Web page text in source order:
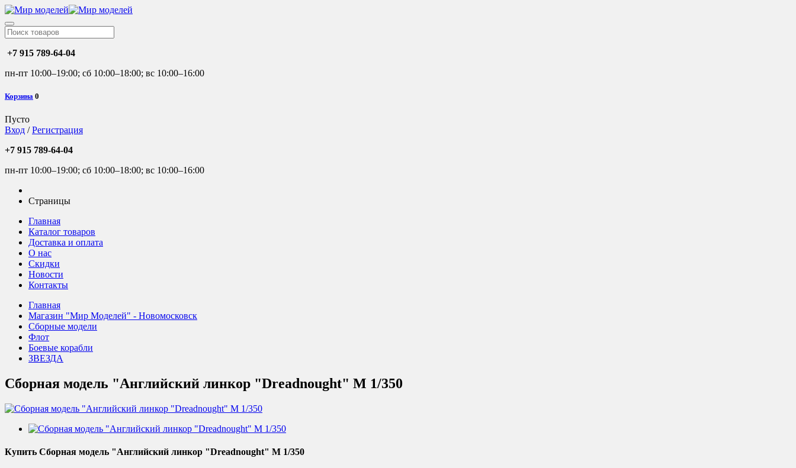
+7 915 789-64-04
пн-пт 10:00–19:00; сб 10:00–18:00; вс 10:00–16:00
Корзина 0
Пусто
Вход /Регистрация
+7 915 789-64-04
пн-пт 10:00–19:00; сб 10:00–18:00; вс 10:00–16:00
Страницы
Главная
Каталог товаров
Доставка и оплата
О нас
Скидки
Новости
Контакты
Главная
Магазин "Мир Моделей" - Новомосковск
Сборные модели
Флот
Боевые корабли
ЗВЕЗДА
Сборная модель "Английский линкор "Dreadnought" М 1/350
Купить Сборная модель "Английский линкор "Dreadnought" М 1/350